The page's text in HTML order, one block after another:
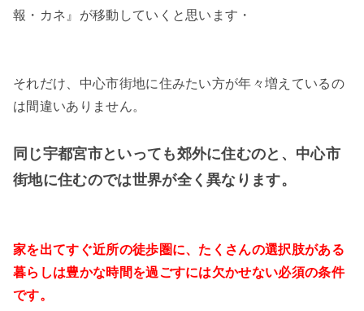
報・カネ』が移動していくと思います・
それだけ、中心市街地に住みたい方が年々増えているの
は間違いありません。
同じ宇都宮市といっても郊外に住むのと、中心市
街地に住むのでは世界が全く異なります。
家を出てすぐ近所の徒歩圏に、たくさんの選択肢がある
暮らしは豊かな時間を過ごすには欠かせない必須の条件
です。